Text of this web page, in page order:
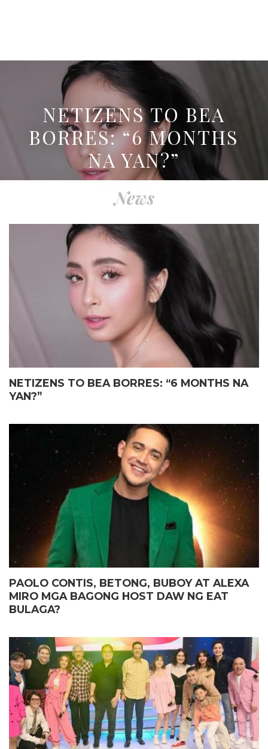
NETIZENS TO BEA
BORRES: “6 MONTHS
NA YAN?”
News
NETIZENS TO BEA BORRES: “6 MONTHS NA
YAN?”
PAOLO CONTIS, BETONG, BUBOY AT ALEXA
MIRO MGA BAGONG HOST DAW NG EAT
BULAGA?